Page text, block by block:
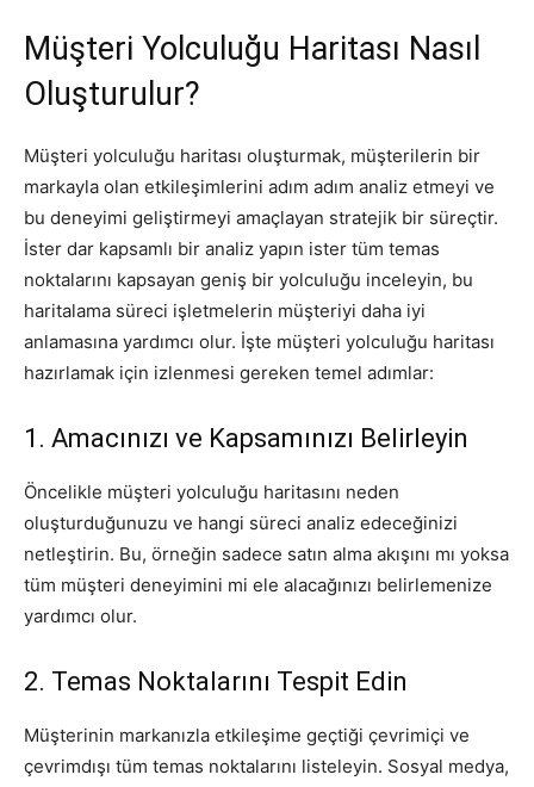
Müşteri Yolculuğu Haritası Nasıl
Oluşturulur?
Müşteri yolculuğu haritası oluşturmak, müşterilerin bir
markayla olan etkileşimlerini adım adım analiz etmeyi ve
bu deneyimi geliştirmeyi amaçlayan stratejik bir süreçtir.
İster dar kapsamlı bir analiz yapın ister tüm temas
noktalarını kapsayan geniş bir yolculuğu inceleyin, bu
haritalama süreci işletmelerin müşteriyi daha iyi
anlamasına yardımcı olur. İşte müşteri yolculuğu haritası
hazırlamak için izlenmesi gereken temel adımlar:
1. Amacınızı ve Kapsamınızı Belirleyin
Öncelikle müşteri yolculuğu haritasını neden
oluşturduğunuzu ve hangi süreci analiz edeceğinizi
netleştirin. Bu, örneğin sadece satın alma akışını mı yoksa
tüm müşteri deneyimini mi ele alacağınızı belirlemenize
yardımcı olur.
2. Temas Noktalarını Tespit Edin
Müşterinin markanızla etkileşime geçtiği çevrimiçi ve
çevrimdışı tüm temas noktalarını listeleyin. Sosyal medya,